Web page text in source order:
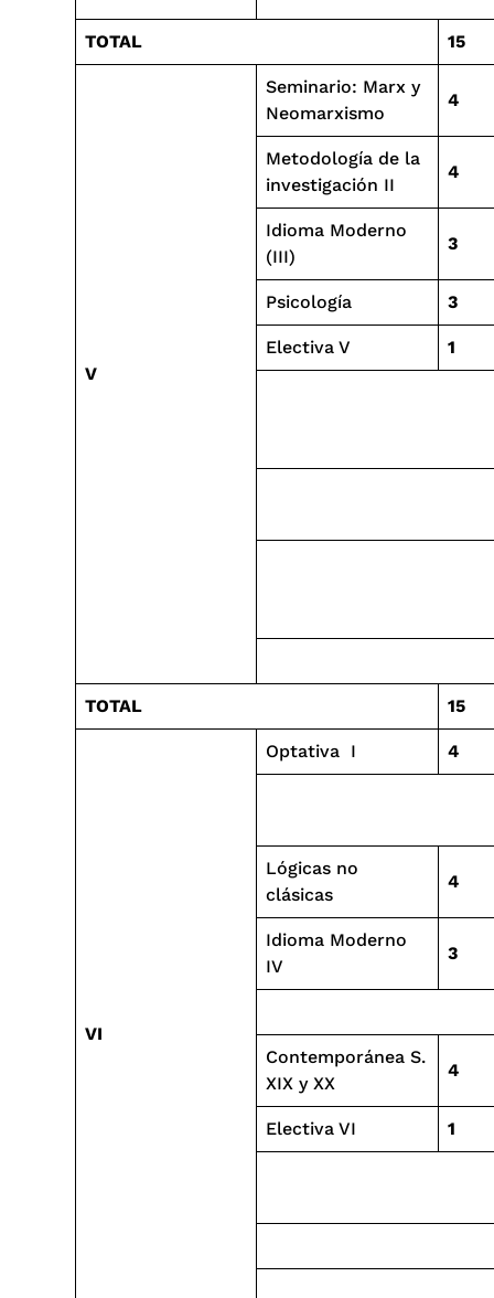
TOTAL 15
V
Seminario: Marx y
Neomarxismo
4
Metodología de la
investigación II
4
Idioma Moderno
(III)
3
Psicología 3
Electiva V 1
TOTAL 15
VI
Optativa I 4
Lógicas no
clásicas
4
Idioma Moderno
IV
3
Contemporánea S.
XIX y XX
4
Electiva VI 1